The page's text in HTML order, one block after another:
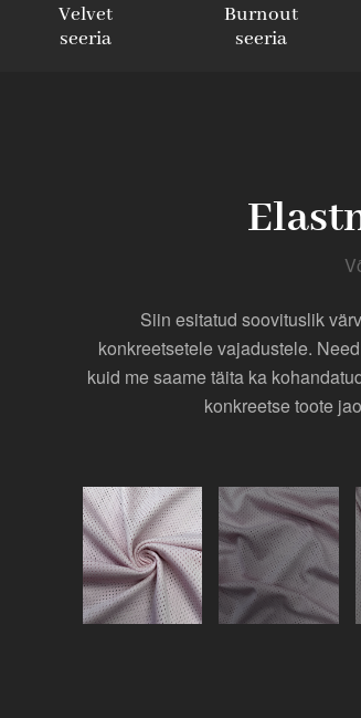
Velvet
seeria
Burnout
seeria
Siin esitatud soovituslik
konkreetsetele vajadustele.
kuid me saame täita ka
konkreetse toote